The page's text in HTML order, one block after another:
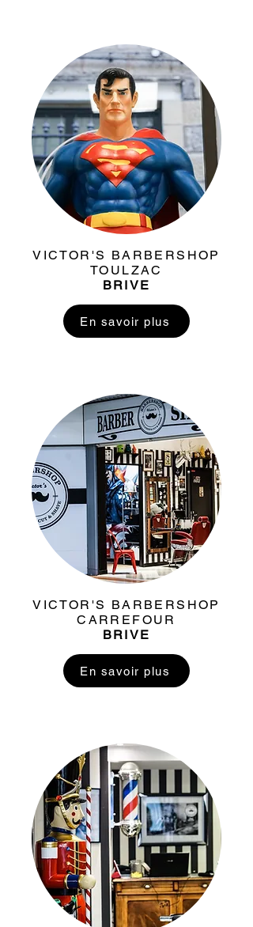
VICTOR'S BARBERSHOP
TOULZAC
BRIVE
En savoir plus
VICTOR'S BARBERSHOP
CARREFOUR
BRIVE
En savoir plus